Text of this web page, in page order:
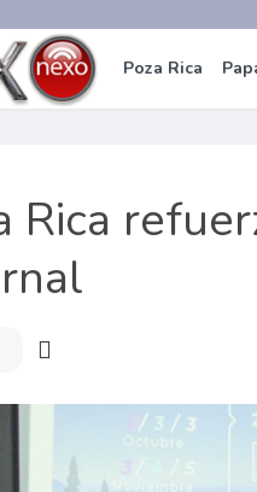
Poza Rica
Rica